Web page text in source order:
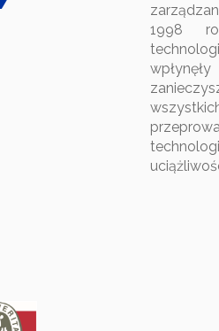
1998